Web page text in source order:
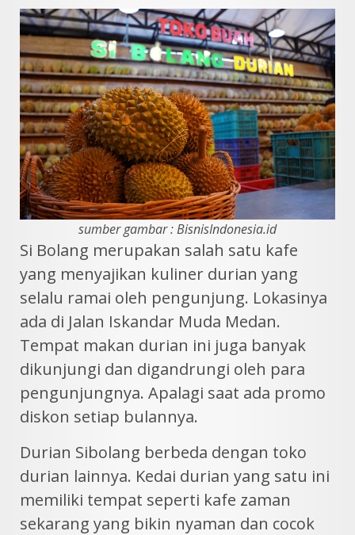
sumber gambar : BisnisIndonesia.id
Si Bolang merupakan salah satu kafe
yang menyajikan kuliner durian yang
selalu ramai oleh pengunjung. Lokasinya
ada di Jalan Iskandar Muda Medan.
Tempat makan durian ini juga banyak
dikunjungi dan digandrungi oleh para
pengunjungnya. Apalagi saat ada promo
diskon setiap bulannya.
Durian Sibolang berbeda dengan toko
durian lainnya. Kedai durian yang satu ini
memiliki tempat seperti kafe zaman
sekarang yang bikin nyaman dan cocok